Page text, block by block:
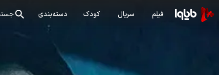
فیلم سریال کودک دسته‌بندی